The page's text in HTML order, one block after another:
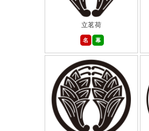
立茗荷
名
幕